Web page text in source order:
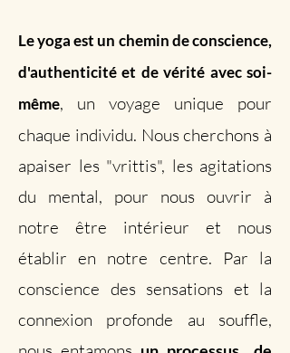
Le yoga est un chemin de conscience,
d'authenticité et de vérité avec soi-
même, un voyage unique pour
chaque individu. Nous cherchons à
apaiser les "vrittis", les agitations
du mental, pour nous ouvrir à
notre être intérieur et nous
établir en notre centre. Par la
conscience des sensations et la
connexion profonde au souffle,